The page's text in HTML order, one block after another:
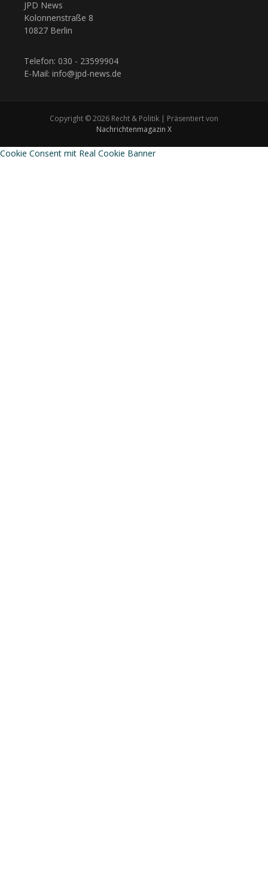
JPD News
Kolonnenstraße 8
10827 Berlin
Telefon: 030 - 23599904
E-Mail: info@jpd-news.de
Copyright © 2026 Recht & Politik | Präsentiert von
Nachrichtenmagazin X
Cookie Consent mit Real Cookie Banner